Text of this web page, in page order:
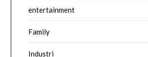
entertainment
Family
Industri